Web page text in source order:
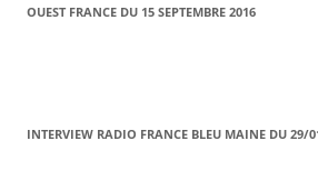
OUEST FRANCE DU 15 SEPTEMBRE 2016
INTERVIEW RADIO FRANCE BLEU MAINE DU 29/